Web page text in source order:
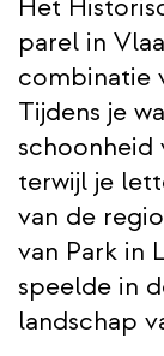
Het
parel in
combinatie
Tijdens je
schoonheid
terwijl je
van de
van Park in
speelde in
landschap